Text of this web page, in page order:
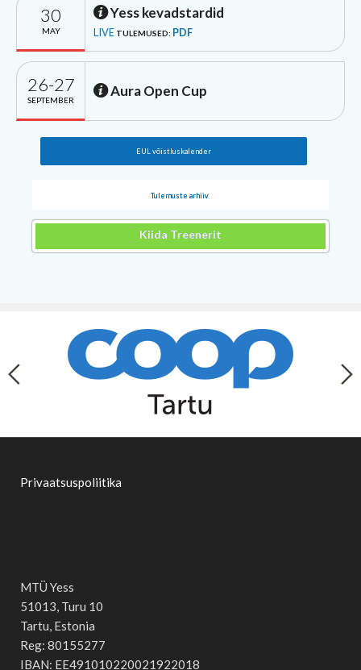
30
MAY
Yess kevadstardid
LIVE TULEMUSED: PDF
26-27
SEPTEMBER
Aura Open Cup
EUL võistluskalender
Tulemuste arhiiv
Kiida Treenerit
Privaatsuspoliitika
MTÜ Yess
51013, Turu 10
Tartu, Estonia
Reg: 80155277
IBAN: EE491010220021922018